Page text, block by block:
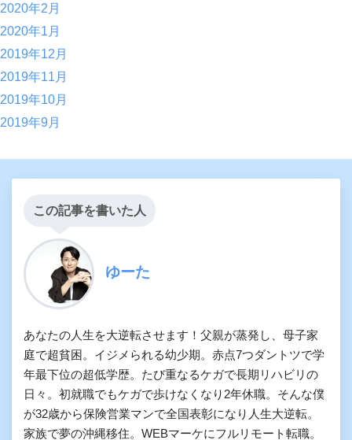
2020年2月
2020年1月
2019年12月
2019年11月
2019年10月
2019年9月
この記事を書いた人
ゆーた
あなたの人生を大逆転させます！父親が蒸発し、母子家
庭で超貧困。イジメられる幼少期。赤点7つダントツで学
年最下位の超低学歴。たび重なるケガで長期リハビリの
日々。初就職でもケガで歩けなくなり2年休職。そんな僕
が32歳から保険営業マンで全国表彰になり人生大逆転。
家族で夢の沖縄移住。WEBマーケにフルリモート転職。